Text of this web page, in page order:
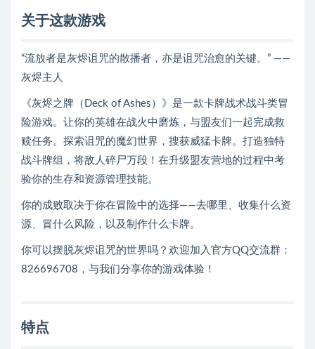
关于这款游戏
“流放者是灰烬诅咒的散播者，亦是诅咒治愈的关键。” ——
灰烬主人
《灰烬之牌（Deck of Ashes）》是一款卡牌战术战斗类冒
险游戏。让你的英雄在战火中磨炼，与盟友们一起完成救
赎任务。探索诅咒的魔幻世界，搜获威猛卡牌。打造独特
战斗牌组，将敌人碎尸万段！在升级盟友营地的过程中考
验你的生存和资源管理技能。
你的成败取决于你在冒险中的选择——去哪里、收集什么资
源、冒什么风险，以及制作什么卡牌。
你可以摆脱灰烬诅咒的世界吗？欢迎加入官方QQ交流群：
826696708，与我们分享你的游戏体验！
特点